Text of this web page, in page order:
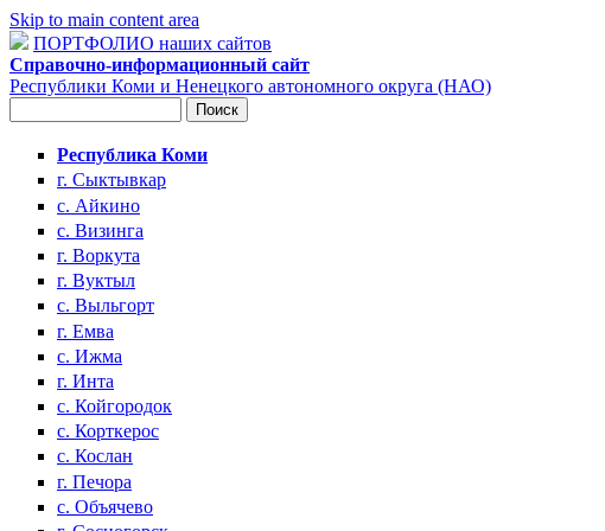
Skip to main content area
ПОРТФОЛИО наших сайтов
Справочно-информационный сайт
Республики Коми и Ненецкого автономного округа (НАО)
Республика Коми
г. Сыктывкар
с. Айкино
с. Визинга
г. Воркута
г. Вуктыл
с. Выльгорт
г. Емва
с. Ижма
г. Инта
с. Койгородок
с. Корткерос
с. Кослан
г. Печора
с. Объячево